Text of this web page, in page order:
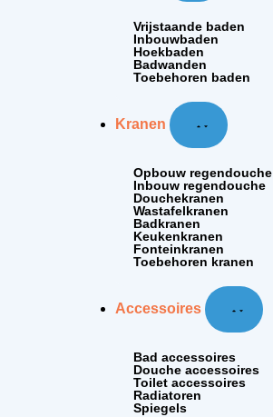
Vrijstaande baden
Inbouwbaden
Hoekbaden
Badwanden
Toebehoren baden
Kranen
Opbouw regendouche
Inbouw regendouche
Douchekranen
Wastafelkranen
Badkranen
Keukenkranen
Fonteinkranen
Toebehoren kranen
Accessoires
Bad accessoires
Douche accessoires
Toilet accessoires
Radiatoren
Spiegels